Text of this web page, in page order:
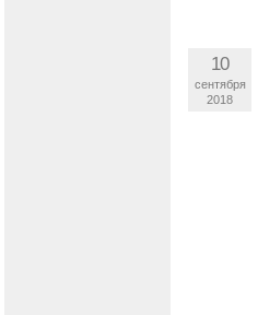
10
сентября
2018